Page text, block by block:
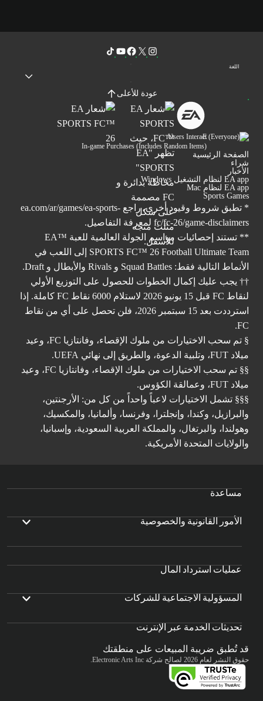
اللغة
عودة للأعلى
Users Interact
In-game Purchases (Includes Random Items)
الصفحة الرئيسية
شراء
الأخبار
EA app لنظام التشغيل Windows
EA app لنظام Mac
Sports Games
* تطبق شروط وقيود أخرى. راجع ea.com/ar/games/ea-sports-
fc/fc-26/game-disclaimers لمعرفة التفاصيل.
** تستند إحصائيات مواسم الجولة العالمية للعبة ™EA
SPORTS FC™ 26 Football Ultimate Team إلى اللعب في
الأنماط التالية فقط: Squad Battles و Rivals والأبطال و Draft.
†† يجب عليك إكمال الخطوات للحصول على التوزيع الأولي
لنقاط FC قبل 15 يونيو 2026 لاستلام 6000 نقاط FC كاملة. إذا
استرددت بعد 15 سبتمبر 2026، فلن تحصل على أي من نقاط
FC.
§ تم سحب الاختيارات من ملوك الإقصاء، وفانتازيا FC، وعيد
ميلاد FUT، وتلبية الدعوة، والطريق إلى نهائي UEFA.
§§ تم سحب الاختيارات من ملوك الإقصاء، وفانتازيا FC، وعيد
ميلاد FUT، وعمالقة الكؤوس.
§§§ تشمل الاختيارات لاعباً واحداً من كل من: الأرجنتين،
والبرازيل، وكندا، وإنجلترا، وفرنسا، وألمانيا، والمكسيك،
وهولندا، والبرتغال، والمملكة العربية السعودية، وإسبانيا،
والولايات المتحدة الأمريكية.
مساعدة
الأمور القانونية والخصوصية
عمليات استرداد المال
المسؤولية الاجتماعية للشركات
تحديثات الخدمة عبر الإنترنت
قد تُطبق ضريبة المبيعات على منطقتك
حقوق النشر لعام 2026 لصالح شركة Electronic Arts Inc.